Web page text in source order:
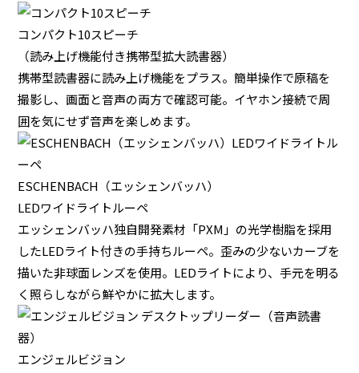
コンパクト10スピーチ
（読み上げ機能付き携帯型拡大読書器）
携帯型読書器に読み上げ機能をプラス。簡単操作で原稿を
撮影し、画面と音声の両方で確認可能。イヤホン接続で周
囲を気にせず音声を楽しめます。
ESCHENBACH（エッシェンバッハ）
LEDワイドライトルーペ
エッシェンバッハ独自開発素材「PXM」の光学樹脂を採用
したLEDライト付きの手持ちルーペ。歪みの少ないカーブを
描いた非球面レンズを使用。LEDライトにより、手元を明る
く照らしながら鮮やかに拡大します。
エンジェルビジョン